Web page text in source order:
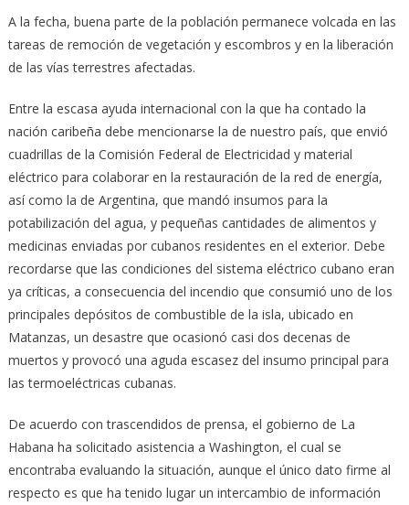
A la fecha, buena parte de la población permanece volcada en las
tareas de remoción de vegetación y escombros y en la liberación
de las vías terrestres afectadas.
Entre la escasa ayuda internacional con la que ha contado la
nación caribeña debe mencionarse la de nuestro país, que envió
cuadrillas de la Comisión Federal de Electricidad y material
eléctrico para colaborar en la restauración de la red de energía,
así como la de Argentina, que mandó insumos para la
potabilización del agua, y pequeñas cantidades de alimentos y
medicinas enviadas por cubanos residentes en el exterior. Debe
recordarse que las condiciones del sistema eléctrico cubano eran
ya críticas, a consecuencia del incendio que consumió uno de los
principales depósitos de combustible de la isla, ubicado en
Matanzas, un desastre que ocasionó casi dos decenas de
muertos y provocó una aguda escasez del insumo principal para
las termoeléctricas cubanas.
De acuerdo con trascendidos de prensa, el gobierno de La
Habana ha solicitado asistencia a Washington, el cual se
encontraba evaluando la situación, aunque el único dato firme al
respecto es que ha tenido lugar un intercambio de información